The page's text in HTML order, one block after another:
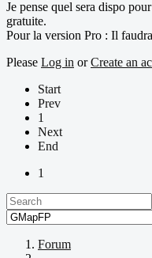
Je pense quel sera dispo
gratuite.
Pour la version Pro : Il
Please Log in orCreate an
Start
Prev
1
Next
End
1
Forum